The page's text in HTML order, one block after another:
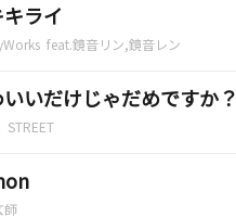
キライ
feat.鏡音リン,鏡音レン
いいだけじゃだめですか？
STREET
師